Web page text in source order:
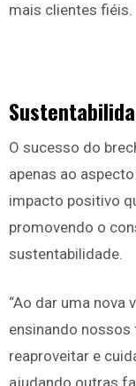
mais clientes fiéis.
O sucesso do
apenas ao
impacto positivo
promovendo o
sustentabilidade.
“Ao dar uma nova
ensinando
reaproveitar e